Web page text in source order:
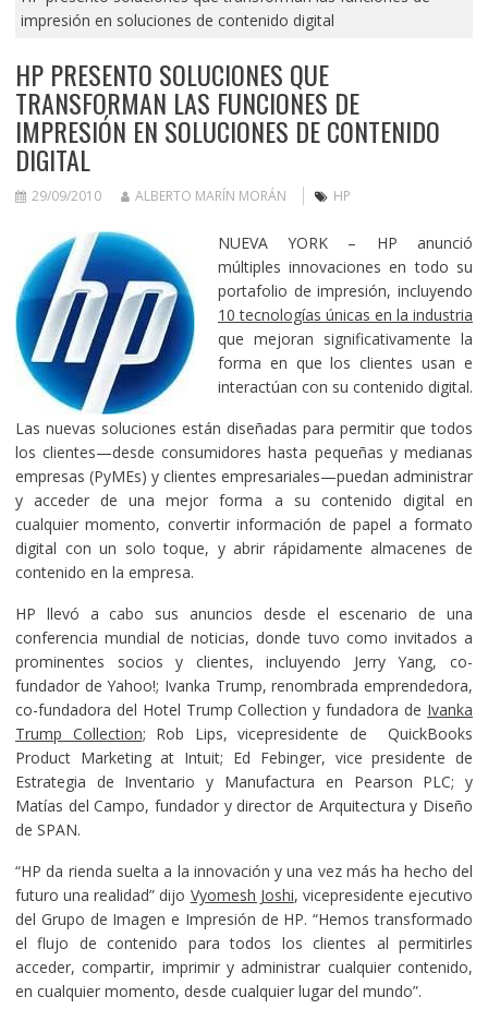
impresión en soluciones de contenido digital
HP PRESENTO SOLUCIONES QUE
TRANSFORMAN LAS FUNCIONES DE
IMPRESIÓN EN SOLUCIONES DE CONTENIDO
DIGITAL
29/09/2010 ALBERTO MARÍN MORÁN HP
NUEVA YORK – HP anunció
múltiples innovaciones en todo su
portafolio de impresión, incluyendo
10 tecnologías únicas en la industria
que mejoran significativamente la
forma en que los clientes usan e
interactúan con su contenido digital.
Las nuevas soluciones están diseñadas para permitir que todos
los clientes—desde consumidores hasta pequeñas y medianas
empresas (PyMEs) y clientes empresariales—puedan administrar
y acceder de una mejor forma a su contenido digital en
cualquier momento, convertir información de papel a formato
digital con un solo toque, y abrir rápidamente almacenes de
contenido en la empresa.
HP llevó a cabo sus anuncios desde el escenario de una
conferencia mundial de noticias, donde tuvo como invitados a
prominentes socios y clientes, incluyendo Jerry Yang, co-
fundador de Yahoo!; Ivanka Trump, renombrada emprendedora,
co-fundadora del Hotel Trump Collection y fundadora de Ivanka
Trump Collection; Rob Lips, vicepresidente de QuickBooks
Product Marketing at Intuit; Ed Febinger, vice presidente de
Estrategia de Inventario y Manufactura en Pearson PLC; y
Matías del Campo, fundador y director de Arquitectura y Diseño
de SPAN.
“HP da rienda suelta a la innovación y una vez más ha hecho del
futuro una realidad” dijo Vyomesh Joshi, vicepresidente ejecutivo
del Grupo de Imagen e Impresión de HP. “Hemos transformado
el flujo de contenido para todos los clientes al permitirles
acceder, compartir, imprimir y administrar cualquier contenido,
en cualquier momento, desde cualquier lugar del mundo”.